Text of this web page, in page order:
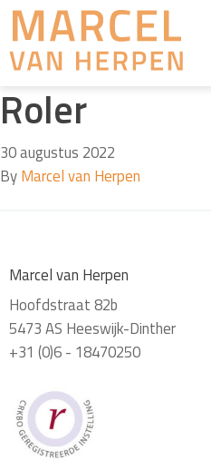
Roler
30 augustus 2022
ByMarcel van Herpen
Marcel van Herpen
Hoofdstraat 82b
5473 AS Heeswijk-Dinther
+31 (0)6 - 18470250